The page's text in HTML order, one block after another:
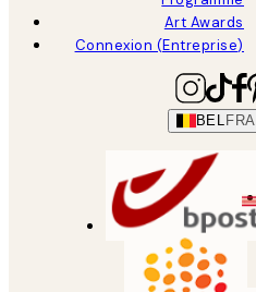
Art Awards
Connexion (Entreprise)
BEL